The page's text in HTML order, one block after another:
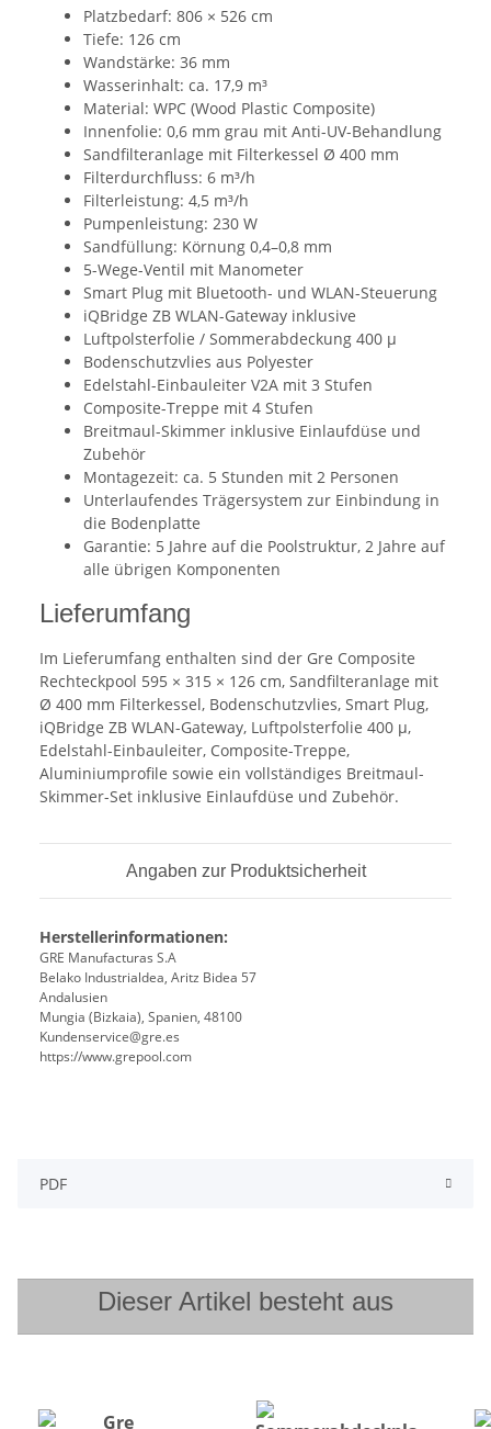
Platzbedarf: 806 × 526 cm
Tiefe: 126 cm
Wandstärke: 36 mm
Wasserinhalt: ca. 17,9 m³
Material: WPC (Wood Plastic Composite)
Innenfolie: 0,6 mm grau mit Anti-UV-Behandlung
Sandfilteranlage mit Filterkessel Ø 400 mm
Filterdurchfluss: 6 m³/h
Filterleistung: 4,5 m³/h
Pumpenleistung: 230 W
Sandfüllung: Körnung 0,4–0,8 mm
5-Wege-Ventil mit Manometer
Smart Plug mit Bluetooth- und WLAN-Steuerung
iQBridge ZB WLAN-Gateway inklusive
Luftpolsterfolie / Sommerabdeckung 400 µ
Bodenschutzvlies aus Polyester
Edelstahl-Einbauleiter V2A mit 3 Stufen
Composite-Treppe mit 4 Stufen
Breitmaul-Skimmer inklusive Einlaufdüse und
Zubehör
Montagezeit: ca. 5 Stunden mit 2 Personen
Unterlaufendes Trägersystem zur Einbindung in
die Bodenplatte
Garantie: 5 Jahre auf die Poolstruktur, 2 Jahre auf
alle übrigen Komponenten
Lieferumfang
Im Lieferumfang enthalten sind der Gre Composite
Rechteckpool 595 × 315 × 126 cm, Sandfilteranlage mit
Ø 400 mm Filterkessel, Bodenschutzvlies, Smart Plug,
iQBridge ZB WLAN-Gateway, Luftpolsterfolie 400 µ,
Edelstahl-Einbauleiter, Composite-Treppe,
Aluminiumprofile sowie ein vollständiges Breitmaul-
Skimmer-Set inklusive Einlaufdüse und Zubehör.
Angaben zur Produktsicherheit
Herstellerinformationen:
GRE Manufacturas S.A
Belako Industrialdea, Aritz Bidea 57
Andalusien
Mungia (Bizkaia), Spanien, 48100
Kundenservice@gre.es
https://www.grepool.com
PDF
Dieser Artikel besteht aus